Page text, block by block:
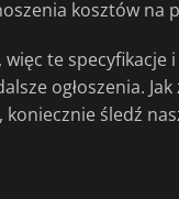
kosztów na
te specyfikacje i
ogłoszenia. Jak
śledź